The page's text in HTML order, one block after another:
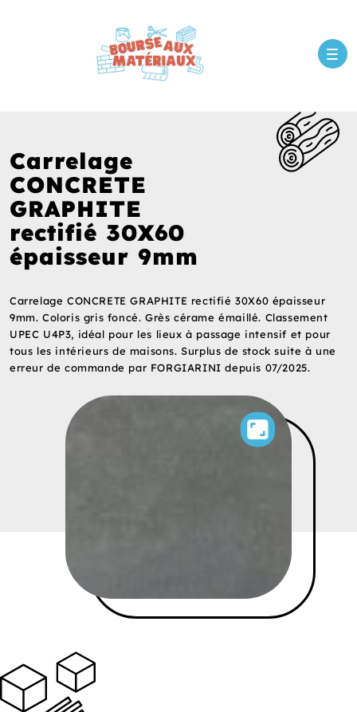
Carrelage
CONCRETE
GRAPHITE
rectifié 30X60
épaisseur 9mm
Carrelage CONCRETE GRAPHITE rectifié 30X60 épaisseur
9mm. Coloris gris foncé. Grès cérame émaillé. Classement
UPEC U4P3, idéal pour les lieux à passage intensif et pour
tous les intérieurs de maisons. Surplus de stock suite à une
erreur de commande par FORGIARINI depuis 07/2025.